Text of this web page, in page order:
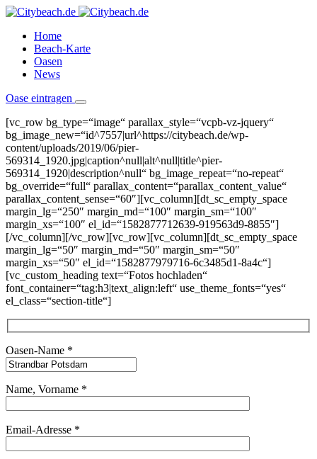
Home
Beach-Karte
Oasen
News
Oase eintragen
[vc_row bg_type=“image“ parallax_style=“vcpb-vz-jquery“
bg_image_new=“id^7557|url^https://citybeach.de/wp-
content/uploads/2019/06/pier-
569314_1920.jpg|caption^null|alt^null|title^pier-
569314_1920|description^null“ bg_image_repeat=“no-repeat“
bg_override=“full“ parallax_content=“parallax_content_value“
parallax_content_sense=“60″][vc_column][dt_sc_empty_space
margin_lg=“250″ margin_md=“100″ margin_sm=“100″
margin_xs=“100″ el_id=“1582877712639-919563d9-8855″]
[/vc_column][/vc_row][vc_row][vc_column][dt_sc_empty_space
margin_lg=“50″ margin_md=“50″ margin_sm=“50″
margin_xs=“50″ el_id=“1582877979716-6c3485d1-8a4c“]
[vc_custom_heading text=“Fotos hochladen“
font_container=“tag:h3|text_align:left“ use_theme_fonts=“yes“
el_class=“section-title“]
Oasen-Name *
Name, Vorname *
Email-Adresse *